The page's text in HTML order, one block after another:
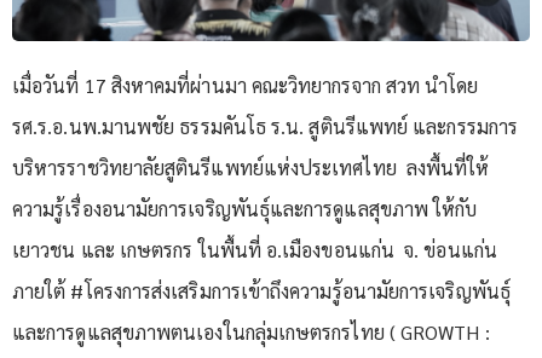
เมื่อวันที่ 17 สิงหาคมที่ผ่านมา คณะวิทยากรจาก สวท นำโดย
รศ.ร.อ.นพ.มานพชัย ธรรมคันโธ ร.น. สูตินรีแพทย์ และกรรมการ
บริหารราชวิทยาลัยสูตินรีแพทย์แห่งประเทศไทย ลงพื้นที่ให้
ความรู้เรื่องอนามัยการเจริญพันธุ์และการดูแลสุขภาพ ให้กับ
เยาวชน และ เกษตรกร ในพื้นที่ อ.เมืองขอนแก่น จ. ข่อนแก่น
ภายใต้ #โครงการส่งเสริมการเข้าถึงความรู้อนามัยการเจริญพันธุ์
และการดูแลสุขภาพตนเองในกลุ่มเกษตรกรไทย ( GROWTH :